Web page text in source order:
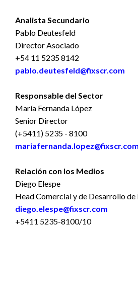
Analista Secundario
Pablo Deutesfeld
Director Asociado
+54 11 5235 8142
pablo.deutesfeld@fixscr.com
Responsable del Sector
María Fernanda López
Senior Director
(+5411) 5235 - 8100
mariafernanda.lopez@fixscr.com
Relación con los Medios
Diego Elespe
Head Comercial y de Desarrollo
diego.elespe@fixscr.com
+5411 5235-8100/10